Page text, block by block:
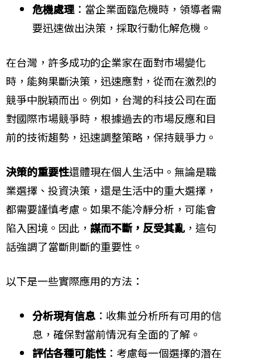
危機處理：當企業面臨危機時，領導者需
要迅速做出決策，採取行動化解危機。
在台灣，許多成功的企業家在面對市場變化
時，能夠果斷決策，迅速應對，從而在激烈的
競爭中脫穎而出。例如，台灣的科技公司在面
對國際市場競爭時，根據過去的市場反應和目
前的技術趨勢，迅速調整策略，保持競爭力。
決策的重要性還體現在個人生活中。無論是職
業選擇、投資決策，還是生活中的重大選擇，
都需要謹慎考慮。如果不能冷靜分析，可能會
陷入困境。因此， 謀而不斷，反受其亂，這句
話強調了當斷則斷的重要性。
以下是一些實際應用的方法：
分析現有信息 ：收集並分析所有可用的信
息，確保對當前情況有全面的了解。
評估各種可能性：考慮每一個選擇的潛在